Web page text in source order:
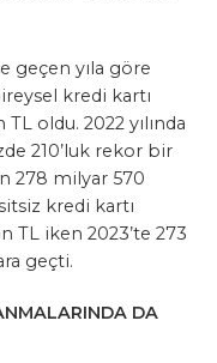
geçen yıla göre
kredi kartı
oldu. 2022 yılında
210’luk rekor bir
278 milyar 570
kredi kartı
TL iken 2023’te 273
geçti.
DA